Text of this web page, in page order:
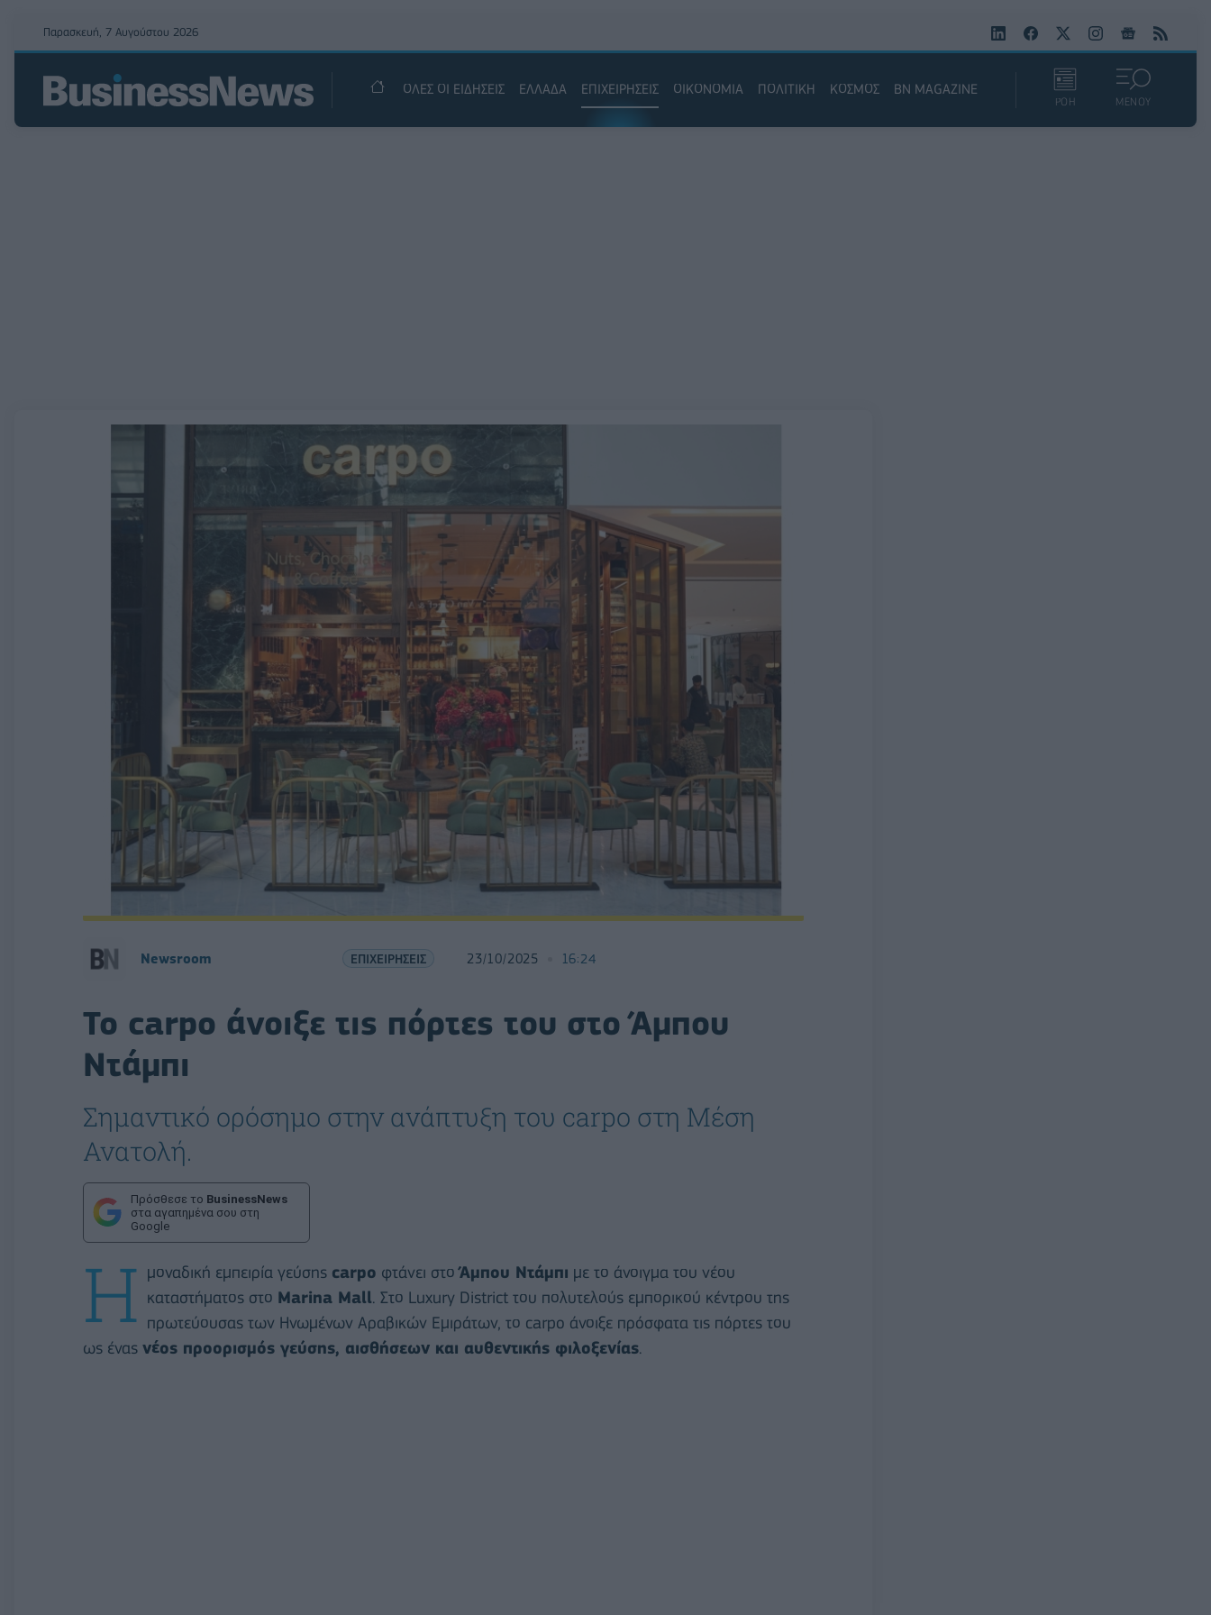
Παρασκευή, 7 Αυγούστου 2026
ΟΛΕΣ ΟΙ ΕΙΔΗΣΕΙΣ ΕΛΛΑΔΑ ΕΠΙΧΕΙΡΗΣΕΙΣ ΟΙΚΟΝΟΜΙΑ ΠΟΛΙΤΙΚΗ ΚΟΣΜΟΣ BN MAGAZINE
ΡΟΗ ΜΕΝΟΥ
Newsroom ΕΠΙΧΕΙΡΗΣΕΙΣ 23/10/2025 16:24
To carpo άνοιξε τις πόρτες του στο Άμπου
Ντάμπι
Σημαντικό ορόσημο στην ανάπτυξη του carpo στη Μέση
Ανατολή.
Πρόσθεσε το BusinessNews
στα αγαπημένα σου στη
Google
Η μοναδική εμπειρία γεύσης carpo φτάνει στοΆμπου Ντάμπι με το άνοιγμα του νέου
καταστήματος στο Marina Mall. Στο Luxury District του πολυτελούς εμπορικού κέντρου της
πρωτεύουσας των Ηνωμένων Αραβικών Εμιράτων, το carpo άνοιξε πρόσφατα τις πόρτες του
ως ένας νέος προορισμός γεύσης, αισθήσεων και αυθεντικής φιλοξενίας.